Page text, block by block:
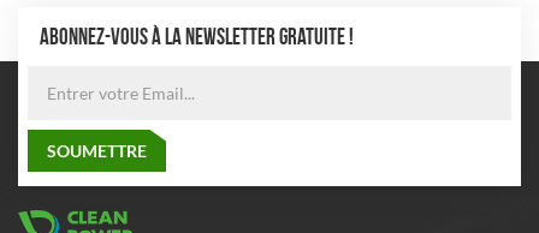
cylindre adopte le processus
les performances de sécurité
ABONNEZ-VOUS À LA NEWSLETTER GRATUITE !